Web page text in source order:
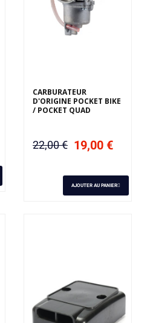
CARBURATEUR
D'ORIGINE POCKET BIKE
/ POCKET QUAD
22,00 € 19,00 €
AJOUTER AU PANIER